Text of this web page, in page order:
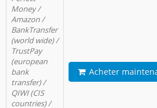
Money /
Amazon /
BankTransfer
(world wide) /
TrustPay
(european
bank
transfer) /
QIWI (CIS
countries) /
Acheter